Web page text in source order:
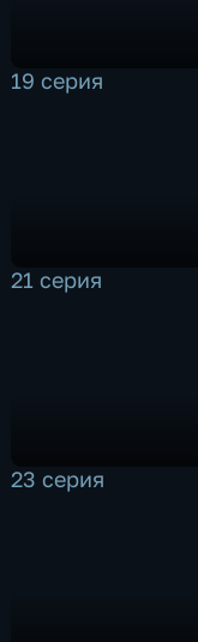
19 серия
21 серия
23 серия